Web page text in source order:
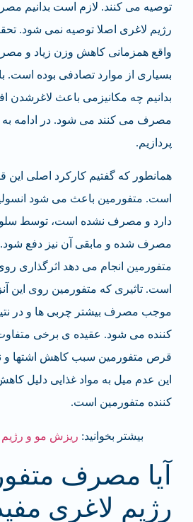
توصیه می کنند. لازم است بدانیم
رژیم لاغری اصلا توصیه نمی شود.
واقع همزمانی کاهش وزن زیاد و
بسیاری از موارد تصادفی بوده
بدانیم چه مکانیزمی باعث لاغرشدن
مصرف می کنند می شود. در ادامه
پردازیم.
همانطور که گفتیم کارکرد اصلی
است. متفورمین باعث می شود
دارد و مصرف نشده است، توسط
مصرف شده و مابقی آن نیز دفع شود.
متفورمین انجام می دهد اثرگذاری
است. تاثیری که متفورمین روی این
موجب مصرف بیشتر چربی ها و در
کننده می شود. عقیده ی برخی
قرص متفورمین سبب کاهش اشتها و
این عدم میل به مواد غذایی دلیل
کننده متفورمین است.
بیشتر بخوانید: ریزش مو و رژیم
آیا مصرف
رژیم لاغری